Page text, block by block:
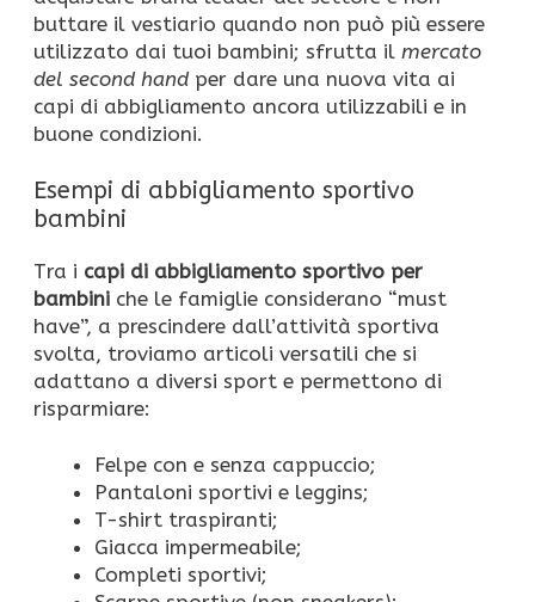
buttare il vestiario quando non può più essere
utilizzato dai tuoi bambini; sfrutta il mercato
del second hand per dare una nuova vita ai
capi di abbigliamento ancora utilizzabili e in
buone condizioni.
Esempi di abbigliamento sportivo
bambini
Tra i capi di abbigliamento sportivo per
bambini che le famiglie considerano “must
have”, a prescindere dall’attività sportiva
svolta, troviamo articoli versatili che si
adattano a diversi sport e permettono di
risparmiare:
Felpe con e senza cappuccio;
Pantaloni sportivi e leggins;
T-shirt traspiranti;
Giacca impermeabile;
Completi sportivi;